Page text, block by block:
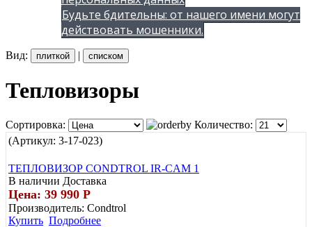
Будьте бдительны: от нашего имени могут
действовать мошенники.
Вид: плиткой | списком
Тепловизоры
Сортировка:
Количество:
(Артикул: 3-17-023)
ТЕПЛОВИЗОР CONDTROL IR-CAM 1
В наличии Доставка
Цена: 39 990 Р
Производитель: Condtrol
Купить Подробнее